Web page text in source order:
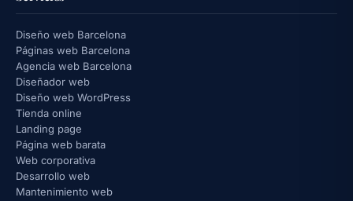
Diseño web Barcelona
Páginas web Barcelona
Agencia web Barcelona
Diseñador web
Diseño web WordPress
Tienda online
Landing page
Página web barata
Web corporativa
Desarrollo web
Mantenimiento web